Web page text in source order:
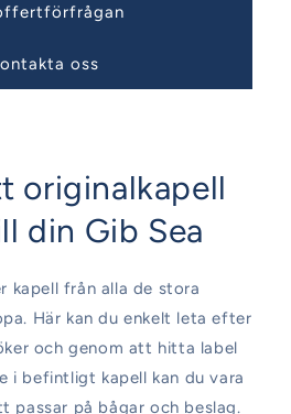
oss
originalkapell
din Gib Sea
kapell från alla de stora
Här kan du enkelt leta efter
och genom att hitta label
i befintligt kapell kan du vara
passar på bågar och beslag.